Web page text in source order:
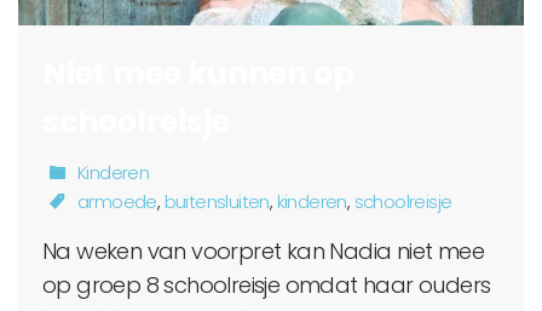
Kinderen
armoede, buitensluiten, kinderen, schoolreisje
Na weken van voorpret kan Nadia niet mee
op groep 8 schoolreisje omdat haar ouders